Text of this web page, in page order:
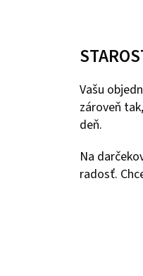
Vašu
zároveň
deň.
Na
radosť.